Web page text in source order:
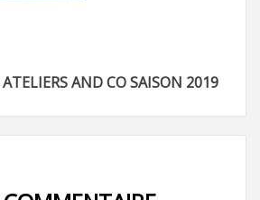
AND CO SAISON 2019